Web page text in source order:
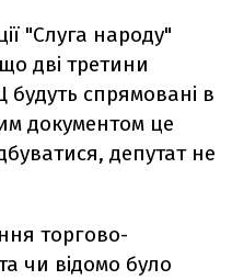
"Слуга народу"
дві третини
будуть спрямовані в
документом це
депутат не
торгово-
чи відомо було